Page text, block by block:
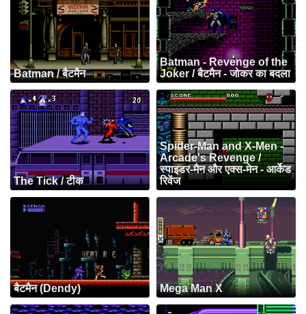
Batman / बैटमैन
Batman - Revenge of the
Joker / बैटमैन - जोकर का बदला
The Tick / टीक
Spider-Man and X-Men -
Arcade's Revenge /
स्पाइडर-मैन और एक्स-मेन - आर्केड
रिवेंज
बैटमैन (Dendy) Mega Man X